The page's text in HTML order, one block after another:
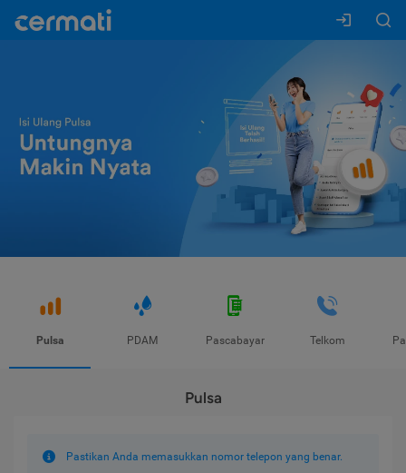
Pulsa PDAM Pascabayar Telkom
Pulsa
Pastikan Anda memasukkan nomor telepon yang benar.